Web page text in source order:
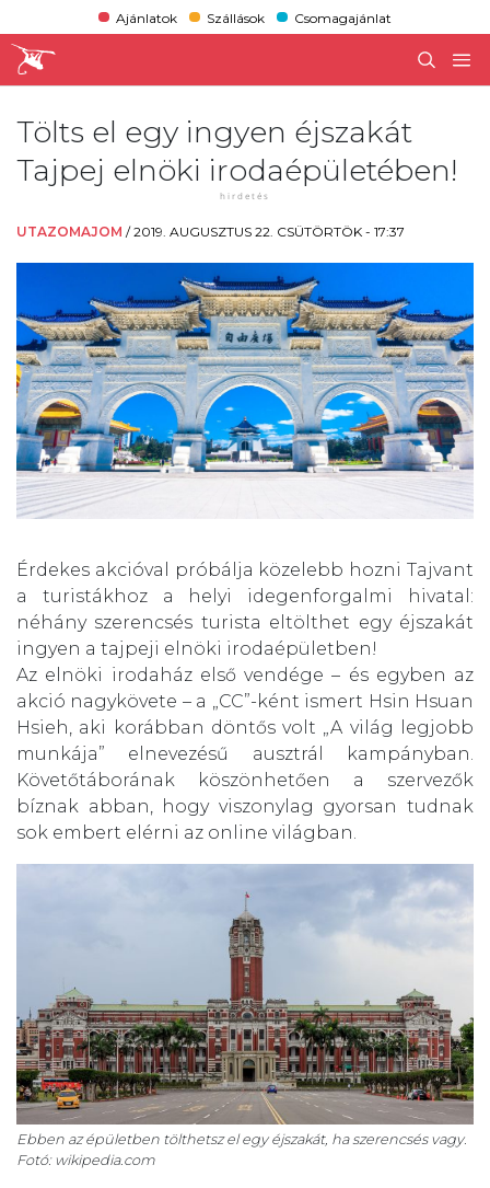
Ajánlatok Szállások Csomagajánlat
Tölts el egy ingyen éjszakát
Tajpej elnöki irodaépületében!
UTAZOMAJOM /2019. AUGUSZTUS 22. CSÜTÖRTÖK - 17:37
Érdekes akcióval próbálja közelebb hozni Tajvant
a turistákhoz a helyi idegenforgalmi hivatal:
néhány szerencsés turista eltölthet egy éjszakát
ingyen a tajpeji elnöki irodaépületben!
Az elnöki irodaház első vendége – és egyben az
akció nagykövete – a „CC”-ként ismert Hsin Hsuan
Hsieh, aki korábban döntős volt „A világ legjobb
munkája” elnevezésű ausztrál kampányban.
Követőtáborának köszönhetően a szervezők
bíznak abban, hogy viszonylag gyorsan tudnak
sok embert elérni az online világban.
Ebben az épületben tölthetsz el egy éjszakát, ha szerencsés vagy.
Fotó: wikipedia.com